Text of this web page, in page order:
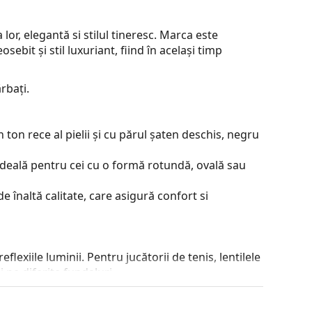
elegantă si stilul tineresc. Marca este
și stil luxuriant, fiind în același timp
rece al pielii și cu părul șaten deschis, negru
pentru cei cu o formă rotundă, ovală sau
înaltă calitate, care asigură confort si
luminii. Pentru jucătorii de tenis, lentilele
pe diferite fundaluri.
sunt greutatea redusă și